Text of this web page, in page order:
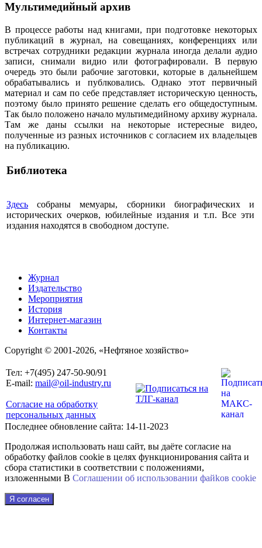
Мультимедийный архив
В процессе работы над книгами, при подготовке некоторых
публикаций в журнал, на совещаниях, конференциях или
встречах сотрудники редакции журнала иногда делали аудио
записи, снимали видио или фотографировали. В первую
очередь это были рабочие заготовки, которые в дальнейшем
обрабатывались и публковались. Однако этот первичный
материал и сам по себе представляет историческую ценность,
поэтому было принято решение сделать его общедоступным.
Так было положено начало мультимедийному архиву журнала.
Там же даны ссылки на некоторые истересные видео,
полученные из разных источников с согласием их владельцев
на публикацию.
Библиотека
Здесь собраны мемуары, сборники биографических и
исторических очерков, юбилейные издания и т.п. Все эти
издания находятся в свободном доступе.
Журнал
Издательство
Мероприятия
История
Интернет-магазин
Контакты
Copyright © 2001-2026, «Нефтяное хозяйство»
Тел: +7(495) 247-50-90/91
E-mail: mail@oil-industry.ru
Согласие на обработку
персональных данных
Последнее обновление сайта: 14-11-2023
Продолжая использовать наш сайт, вы даёте согласие на
обработку файлов cookie в целях функционирования сайта и
сбора статистики в соответствии с положениями,
изложенными В Соглашении об использовании файkов cookie
Я согласен